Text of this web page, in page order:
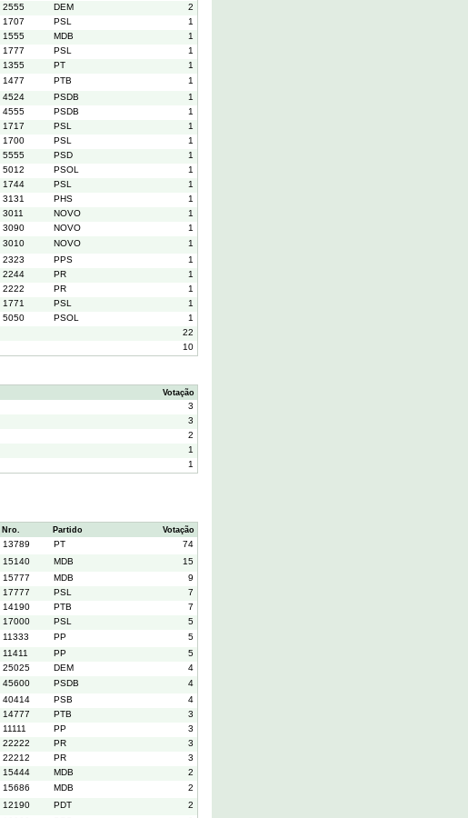
2555 DEM
2
1707 PSL
1
1555 MDB
1
1777 PSL
1
1355 PT
1
1477 PTB
1
4524 PSDB
1
4555 PSDB
1
1717 PSL
1
1700 PSL
1
5555 PSD
1
5012 PSOL
1
1744 PSL
1
3131 PHS
1
3011 NOVO
1
3090 NOVO
1
3010 NOVO
1
2323 PPS
1
2244 PR
1
2222 PR
1
1771 PSL
1
5050 PSOL
1
22
10
Votação
3
3
2
1
1
Nro. Partido Votação
13789 PT
74
15140 MDB
15
15777 MDB
9
17777 PSL
7
14190 PTB
7
17000 PSL
5
11333 PP
5
11411 PP
5
25025 DEM
4
45600 PSDB
4
40414 PSB
4
14777 PTB
3
11111 PP
3
22222 PR
3
22212 PR
3
15444 MDB
2
15686 MDB
2
12190 PDT
2